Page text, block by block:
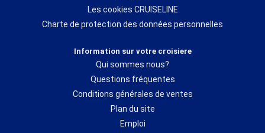
Les cookies CRUISELINE
Charte de protection des données personnelles
Information sur votre croisiere
Qui sommes nous?
Questions fréquentes
Conditions générales de ventes
Plan du site
Emploi